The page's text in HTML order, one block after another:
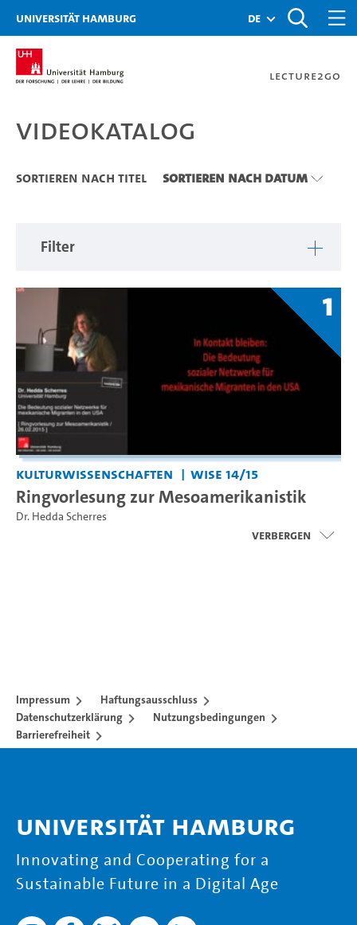
Zu den Filtern
Zur Metanavigation
Zur Hauptnavigation
Zur Suche
Zum Inhalt
Zum Seitenfuss
Universität Hamburg de
Lecture2Go
Videokatalog
Videokatalog
Sortieren nach Titel Sortieren nach Datum
Filter
1
Kulturwissenschaften WiSe 14/15
Ringvorlesung zur Mesoamerikanistik
Dr. Hedda Scherres
Verbergen
Impressum
Haftungsausschluss
Datenschutzerklärung
Nutzungsbedingungen
Barrierefreiheit
Universität Hamburg
Innovating and Cooperating for a
Sustainable Future in a Digital Age